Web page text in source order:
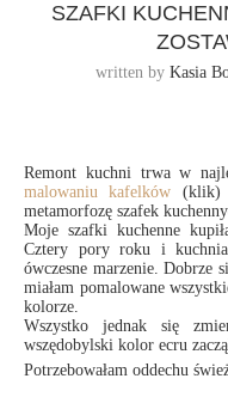
SZAFKI
written by Kasia
Remont kuchni trwa w
malowaniu kafelków (klik)
metamorfozę szafek
Moje szafki kuchenne
Cztery pory roku i
ówczesne marzenie. Dobrze
miałam pomalowane
kolorze.
Wszystko jednak się
wszędobylski kolor ecru
Potrzebowałam oddechu